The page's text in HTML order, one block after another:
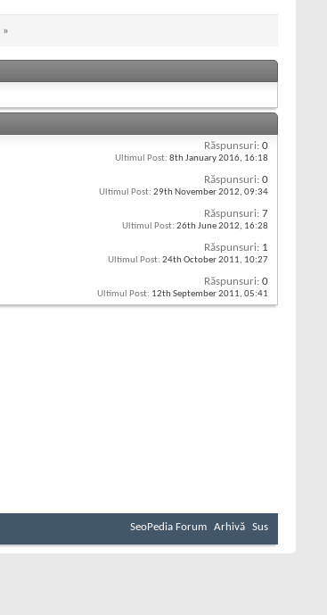
»
Răspunsuri: 0
Ultimul Post: 8th January 2016, 16:18
Răspunsuri: 0
Ultimul Post: 29th November 2012, 09:34
Răspunsuri: 7
Ultimul Post: 26th June 2012, 16:28
Răspunsuri: 1
Ultimul Post: 24th October 2011, 10:27
Răspunsuri: 0
Ultimul Post: 12th September 2011, 05:41
SeoPedia Forum Arhivă Sus